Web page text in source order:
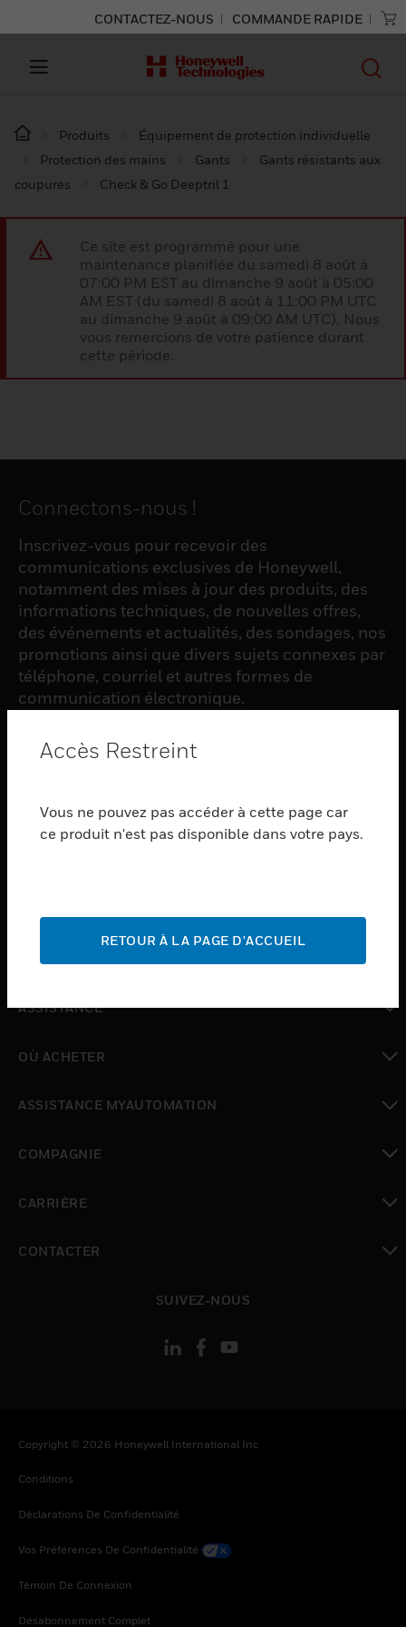
CONTACTEZ-NOUS COMMANDE RAPIDE
Produits
Équipement de protection individuelle
Protection des mains
Gants
Gants résistants aux
coupures
Check & Go Deeptril 1
Ce site est programmé pour une
maintenance planifiée du samedi 8 août à
07:00 PM EST au dimanche 9 août à 05:00
AM EST (du samedi 8 août à 11:00 PM UTC
au dimanche 9 août à 09:00 AM UTC). Nous
vous remercions de votre patience durant
cette période.
Connectons-nous !
Inscrivez-vous pour recevoir des
communications exclusives de Honeywell,
notamment des mises à jour des produits, des
informations techniques, de nouvelles offres,
des événements et actualités, des sondages, nos
promotions ainsi que divers sujets connexes par
téléphone, courriel et autres formes de
communication électronique.
S'INSCRIRE
PRODUCTS
toggle view
INDUSTRIES
ASSISTANCE
OÙ ACHETER
ASSISTANCE MYAUTOMATION
COMPAGNIE
CARRIÈRE
CONTACTER
SUIVEZ-NOUS
Copyright © 2026 Honeywell International Inc
Conditions
Déclarations De Confidentialité
Vos Préférences De Confidentialité
Témoin De Connexion
Désabonnement Complet
Accès Restreint
Vous ne pouvez pas accéder à cette page car
ce produit n'est pas disponible dans votre pays.
RETOUR À LA PAGE D'ACCUEIL